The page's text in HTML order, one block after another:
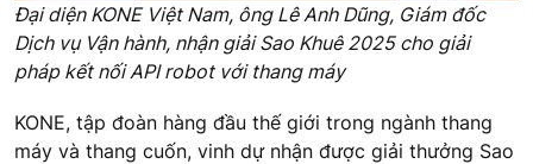
Đại diện KONE Việt Nam, ông Lê Anh Dũng, Giám đốc
Dịch vụ Vận hành, nhận giải Sao Khuê 2025 cho giải
pháp kết nối API robot với thang máy
KONE, tập đoàn hàng đầu thế giới trong ngành thang
máy và thang cuốn, vinh dự nhận được giải thưởng Sao